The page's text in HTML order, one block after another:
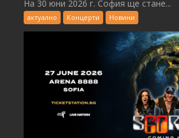
На 30 юни 2026 г. София ще стане...
актуално Концерти Новини